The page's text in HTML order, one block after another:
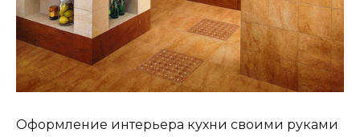
Оформление интерьера кухни своими руками